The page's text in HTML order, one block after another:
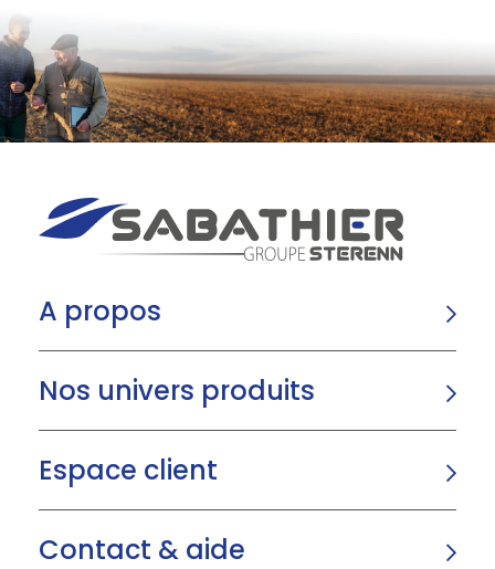
A propos
Nos univers produits
Espace client
Contact & aide